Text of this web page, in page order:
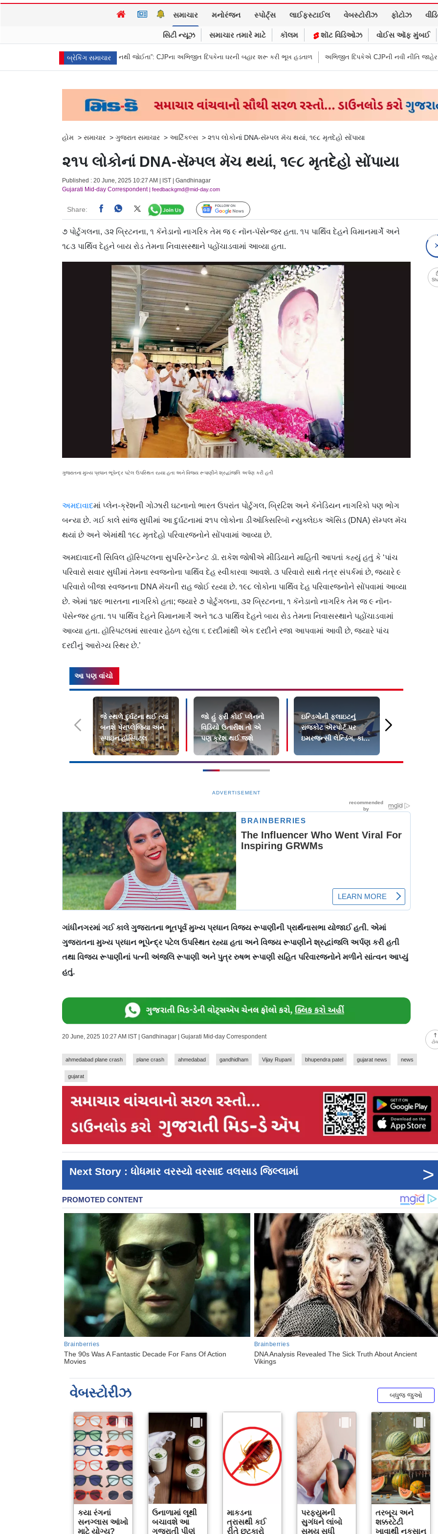
સમાચાર મનોરંજન સ્પોર્ટ્સ લાઈફસ્ટાઈલ વેબસ્ટોરીઝ ફોટોઝ
સિટી ન્યૂઝ સમાચાર તમારે માટે કૉલમ શૉટ વિડિઓઝ વોઈસ ઑફ મુંબઈ
બ્રેકિંગ સમાચાર
“બીજા કેજરીવાલ નથી જોઈતા”: CJPના અભિજીત દિપકેના ઘરની બહાર શરૂ કરી ભૂખ હડતાળ અભિજીત દિપકેએ CJPની નવી નીતિ જાહેર કરી, સપ્ટેમ્બરથી
હોમ > સમાચાર > ગુજરાત સમાચાર > આર્ટિકલ્સ > ૨૧૫ લોકોનાં DNA-સૅમ્પલ મૅચ થયાં, ૧૯૮ મૃતદેહો સોંપાયા
૨૧૫ લોકોનાં DNA-સૅમ્પલ મૅચ થયાં, ૧૯૮ મૃતદેહો સોંપાયા
Published : 20 June, 2025 10:27 AM | IST | Gandhinagar
Gujarati Mid-day Correspondent| feedbackgmd@mid-day.com
Share: Follow Us
૭ પોર્ટુગલના, ૩૨ બ્રિટનના, ૧ કૅનેડાનો નાગરિક તેમ જ ૯ નૉન-પૅસેન્જર હતા. ૧૫ પાર્થિવ દેહને વિમાનમાર્ગે અને
૧૮૩ પાર્થિવ દેહને બાય રોડ તેમના નિવાસસ્થાને પહોંચાડવામાં આવ્યા હતા.
ગુજરાતના મુખ્ય પ્રધાન ભૂપેન્દ્ર પટેલ ઉપસ્થિત રહ્યા હતા અને વિજય રૂપાણીને શ્રદ્ધાંજલિ અર્પણ કરી હતી
અમદાવાદમાં પ્લેન-ક્રૅશની ગોઝારી ઘટનાનો ભારત ઉપરાંત પોર્ટુગલ, બ્રિટિશ અને કૅનેડિયન નાગરિકો પણ ભોગ
બન્યા છે. ગઈ કાલે સાંજ સુધીમાં આ દુર્ઘટનામાં ૨૧૫ લોકોના ડીઑક્સિરિબૉ ન્યુક્લેઇક ઍસિડ (DNA) સૅમ્પલ મૅચ
થયાં છે અને એમાંથી ૧૯૮ મૃતદેહો પરિવારજનોને સોંપવામાં આવ્યા છે.
અમદાવાદની સિવિલ હૉસ્પિટલના સુપરિન્ટેન્ડેન્ટ ડૉ. રાકેશ જોષીએ મીડિયાને માહિતી આપતાં કહ્યું હતું કે ‘પાંચ
પરિવારો સવાર સુધીમાં તેમના સ્વજનોના પાર્થિવ દેહ સ્વીકારવા આવશે. ૩ પરિવારો સાથે તંત્ર સંપર્કમાં છે, જ્યારે ૯
પરિવારો બીજા સ્વજનના DNA મૅચની રાહ જોઈ રહ્યા છે. ૧૯૮ લોકોના પાર્થિવ દેહ પરિવારજનોને સોંપવામાં આવ્યા
છે. એમાં ૧૪૯ ભારતના નાગરિકો હતા; જ્યારે ૭ પોર્ટુગલના, ૩૨ બ્રિટનના, ૧ કૅનેડાનો નાગરિક તેમ જ ૯ નૉન-
પૅસેન્જર હતા. ૧૫ પાર્થિવ દેહને વિમાનમાર્ગે અને ૧૮૩ પાર્થિવ દેહને બાય રોડ તેમના નિવાસસ્થાને પહોંચાડવામાં
આવ્યા હતા. હૉસ્પિટલમાં સારવાર હેઠળ રહેલા ૬ દરદીમાંથી એક દરદીને રજા આપવામાં આવી છે, જ્યારે પાંચ
દરદીનું આરોગ્ય સ્થિર છે.’
આ પણ વાંચો
જે સ્થળે દુર્ઘટના થઈ ત્યાં
બનશે પૅરાપ્લેજિયા અને
સ્પાઇન હૉસ્પિટલ
જો હું ફરી કોઈ પ્લેનનો
વિડિયો ઉતારીશ તો એ
પણ ક્રૅશ થઈ જશે
ઇન્ડિગોની ફ્લાઇટનું
રાજકોટ ઍરપોર્ટ પર
ઇમરજન્સી લેન્ડિંગ, કાર્ગો
ADVERTISEMENT
ગાંધીનગરમાં ગઈ કાલે ગુજરાતના ભૂતપૂર્વ મુખ્ય પ્રધાન વિજય રૂપાણીની પ્રાર્થનાસભા યોજાઈ હતી. એમાં
ગુજરાતના મુખ્ય પ્રધાન ભૂપેન્દ્ર પટેલ ઉપસ્થિત રહ્યા હતા અને વિજય રૂપાણીને શ્રદ્ધાંજલિ અર્પણ કરી હતી
તથા વિજય રૂપાણીનાં પત્ની અંજલિ રૂપાણી અને પુત્ર રુષભ રૂપાણી સહિત પરિવારજનોને મળીને સાંત્વન આપ્યું
હતું.
20 June, 2025 10:27 AM IST | Gandhinagar | Gujarati Mid-day Correspondent
ahmedabad plane crash plane crash ahmedabad gandhidham Vijay Rupani bhupendra patel gujarat news news
gujarat
Next Story : ધોધમાર વરસ્યો વરસાદ વલસાડ જિલ્લામાં >
વેબસ્ટોરીઝ બધુજ જુઓ
કયા રંગનાં
સનગ્લાસ આંખો
માટે યોગ્ય?
ઉનાળામાં લૂથી
બચાવશે આ
ગુજરાતી પીણું
માકડના
ત્રાસથી કઈ
રીતે છુટકારો
પરફ્યુમની
સુગંધને લાંબો
સમય સુધી
તરબૂચ અને
શક્કરટેટી
ખાવાથી નુકસાન